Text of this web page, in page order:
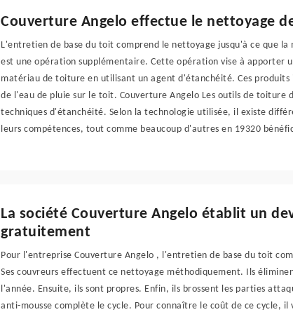
Couverture Angelo effectue le nettoyage
L'entretien de base du toit comprend le nettoyage jusqu'à ce que
est une opération supplémentaire. Cette opération vise à apporter
matériau de toiture en utilisant un agent d'étanchéité. Ces produits
de l'eau de pluie sur le toit. Couverture Angelo Les outils de toiture
techniques d'étanchéité. Selon la technologie utilisée, il existe
leurs compétences, tout comme beaucoup d'autres en 19320
La société Couverture Angelo établit un
gratuitement
Pour l'entreprise Couverture Angelo , l'entretien de base du toit
Ses couvreurs effectuent ce nettoyage méthodiquement. Ils
l'année. Ensuite, ils sont propres. Enfin, ils brossent les parties
anti-mousse complète le cycle. Pour connaître le coût de ce cycle, il